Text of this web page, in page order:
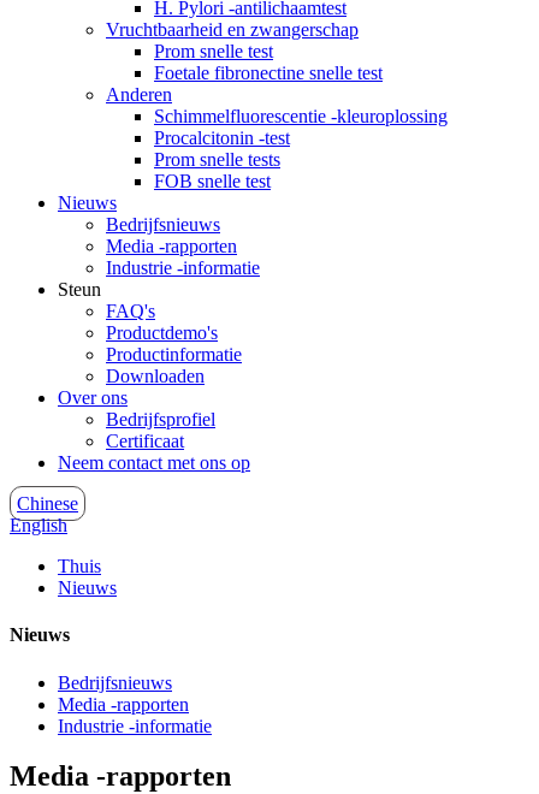
H. Pylori -antilichaamtest
Vruchtbaarheid en zwangerschap
Prom snelle test
Foetale fibronectine snelle test
Anderen
Schimmelfluorescentie -kleuroplossing
Procalcitonin -test
Prom snelle tests
FOB snelle test
Nieuws
Bedrijfsnieuws
Media -rapporten
Industrie -informatie
Steun
FAQ's
Productdemo's
Productinformatie
Downloaden
Over ons
Bedrijfsprofiel
Certificaat
Neem contact met ons op
Chinese
English
Thuis
Nieuws
Nieuws
Bedrijfsnieuws
Media -rapporten
Industrie -informatie
Media -rapporten